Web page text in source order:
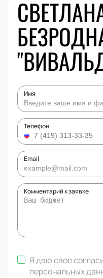
Имя
Телефон
Email
Комментарий к заявке
Я даю свое
персональных